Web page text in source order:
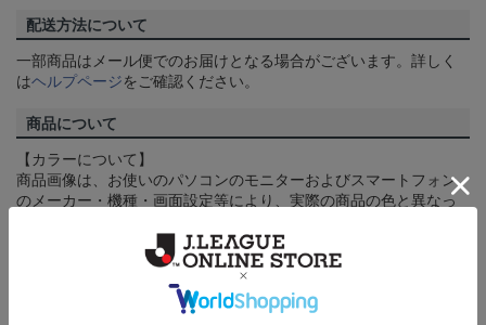
配送方法について
一部商品はメール便でのお届けとなる場合がございます。詳しく
はヘルプページをご確認ください。
商品について
【カラーについて】
商品画像は、お使いのパソコンのモニターおよびスマートフォン
のメーカー・機種・画面設定等により、実際の商品の色と異なっ
取り扱い商品によっては、パッケージやデザインなどの仕様が予
告なく変更になることがございます。